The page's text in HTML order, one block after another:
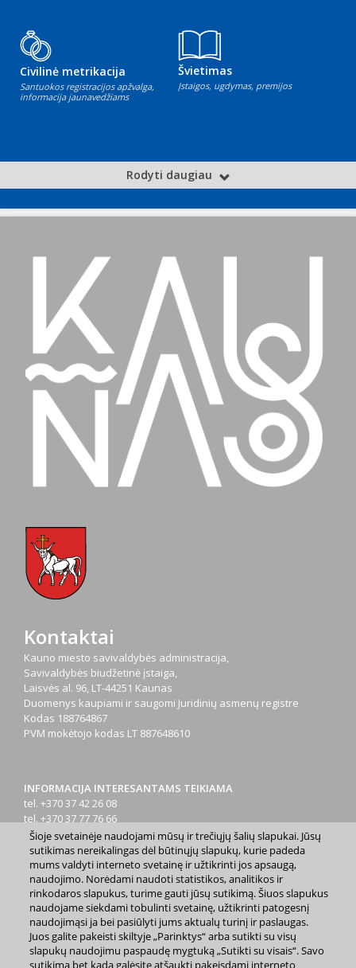
Civilinė metrikacija
Santuokos registracijos apžvalga,
informacija jaunavedžiams
Švietimas
Įstaigos, ugdymas, premijos
Rodyti daugiau
Kontaktai
Kauno miesto savivaldybės administracija,
Savivaldybės biudžetinė įstaiga,
Laisvės al. 96, LT-44251 Kaunas
Duomenys kaupiami ir saugomi Juridinių asmenų registre
Kodas 188764867
PVM mokėtojo kodas LT 887648610
INFORMACIJA INTERESANTAMS TEIKIAMA
tel. +370 37 42 26 08
tel. +370 37 77 76 66
tel. +370 660 07000
el. p.info@kaunas.lt
2023 m. Kauno miesto savivaldybė. Kopijuoti ir platinti
www.kaunas.lt skelbiamą informaciją be autorių sutikimo draudžiama.
Šioje svetainėje naudojami mūsų ir trečiųjų šalių slapukai. Jūsų
sutikimas nereikalingas dėl būtinųjų slapukų, kurie padeda
mums valdyti interneto svetainę ir užtikrinti jos apsaugą,
naudojimo. Norėdami naudoti statistikos, analitikos ir
rinkodaros slapukus, turime gauti jūsų sutikimą. Šiuos slapukus
naudojame siekdami tobulinti svetainę, užtikrinti patogesnį
naudojimąsi ja bei pasiūlyti jums aktualų turinį ir paslaugas.
Juos galite pakeisti skiltyje „Parinktys“ arba sutikti su visų
slapukų naudojimu paspaudę mygtuką „Sutikti su visais“. Savo
sutikimą bet kada galėsite atšaukti pakeisdami interneto